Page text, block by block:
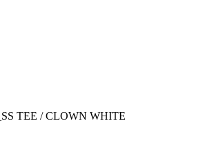
TEE / CLOWN WHITE